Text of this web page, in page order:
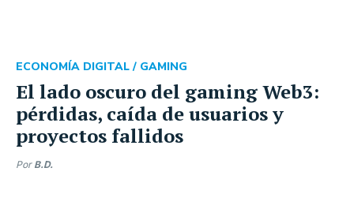
El lado oscuro del gaming Web3:
pérdidas, caída de usuarios y
proyectos fallidos
ECONOMÍA DIGITAL / GAMING
Por B.D.